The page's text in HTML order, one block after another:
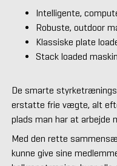
Intelligente,
Robuste, outdoor
Klassiske plate
Stack loaded
De smarte
erstatte frie vægte, alt
plads man har at arbejde
Med den rette
kunne give sine